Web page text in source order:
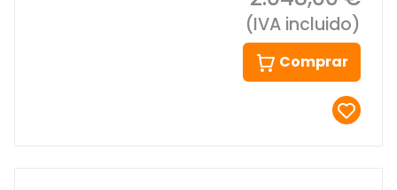
(IVA incluido)
Comprar